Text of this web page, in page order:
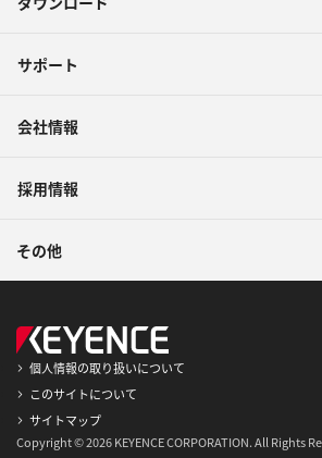
サポート
会社情報
採用情報
その他
個人情報の取り扱いについて
このサイトについて
サイトマップ
Copyright © 2026 KEYENCE CORPORATION. All Rights